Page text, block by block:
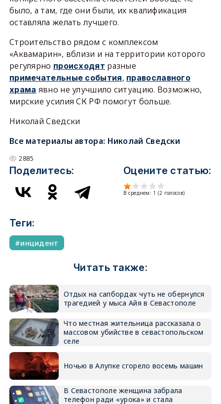
было, а там, где они были, их квалификация
оставляла желать лучшего.
Строительство рядом с комплексом
«Аквамарин», вблизи и на территории которого
регулярно происходят разные
примечательные события, православного
храма явно не улучшило ситуацию. Возможно,
мирские усилия СК РФ помогут больше.
Николай Сведски
Все материалы автора: Николай Сведски
2885
Поделитесь: Оцените статью:
В среднем: 1 (2 голосов)
Теги:
инцидент
Читать также:
Отдых на сапбордах чуть не обернулся
трагедией у мыса Айя в Севастополе
Что местная жительница рассказала о
массовом убийстве в севастопольском
селе
Ночью в Алупке сгорело восемь машин
В Севастополе женщина забрала
телефон ради «урока» и стала